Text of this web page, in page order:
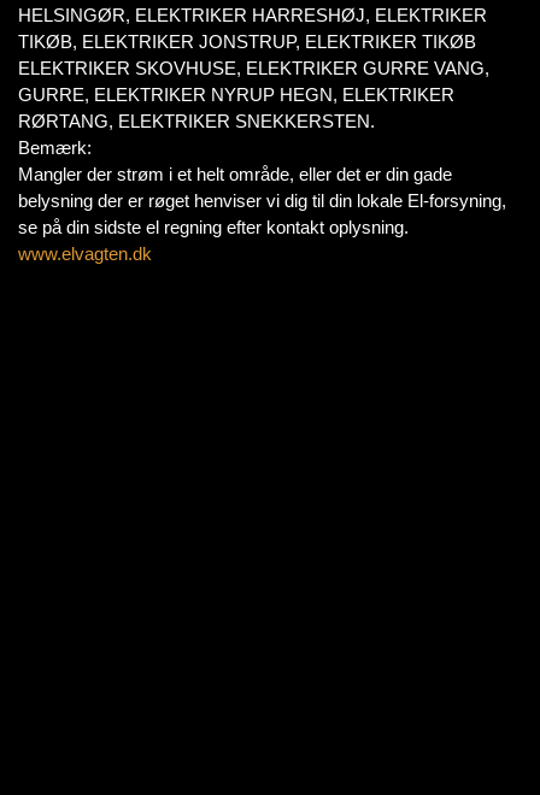
HELSINGØR, ELEKTRIKER HARRESHØJ, ELEKTRIKER
TIKØB, ELEKTRIKER JONSTRUP, ELEKTRIKER TIKØB
ELEKTRIKER SKOVHUSE, ELEKTRIKER GURRE VANG,
GURRE, ELEKTRIKER NYRUP HEGN, ELEKTRIKER
RØRTANG, ELEKTRIKER SNEKKERSTEN.
Bemærk:
Mangler der strøm i et helt område, eller det er din gade
belysning der er røget henviser vi dig til din lokale El-forsyning,
se på din sidste el regning efter kontakt oplysning.
www.elvagten.dk